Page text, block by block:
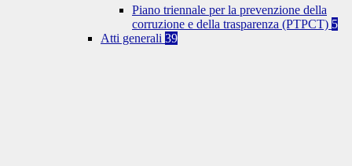
Piano triennale per la prevenzione della
corruzione e della trasparenza (PTPCT) 5
Atti generali 39